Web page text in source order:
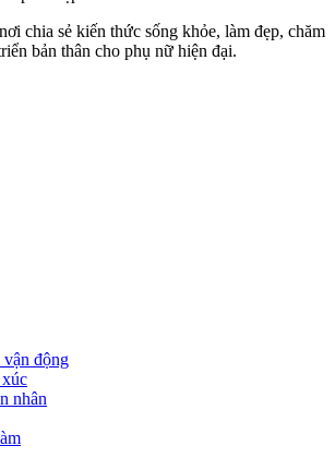
chia sẻ kiến thức sống khỏe, làm đẹp, chăm
bản thân cho phụ nữ hiện đại.
động
nhân